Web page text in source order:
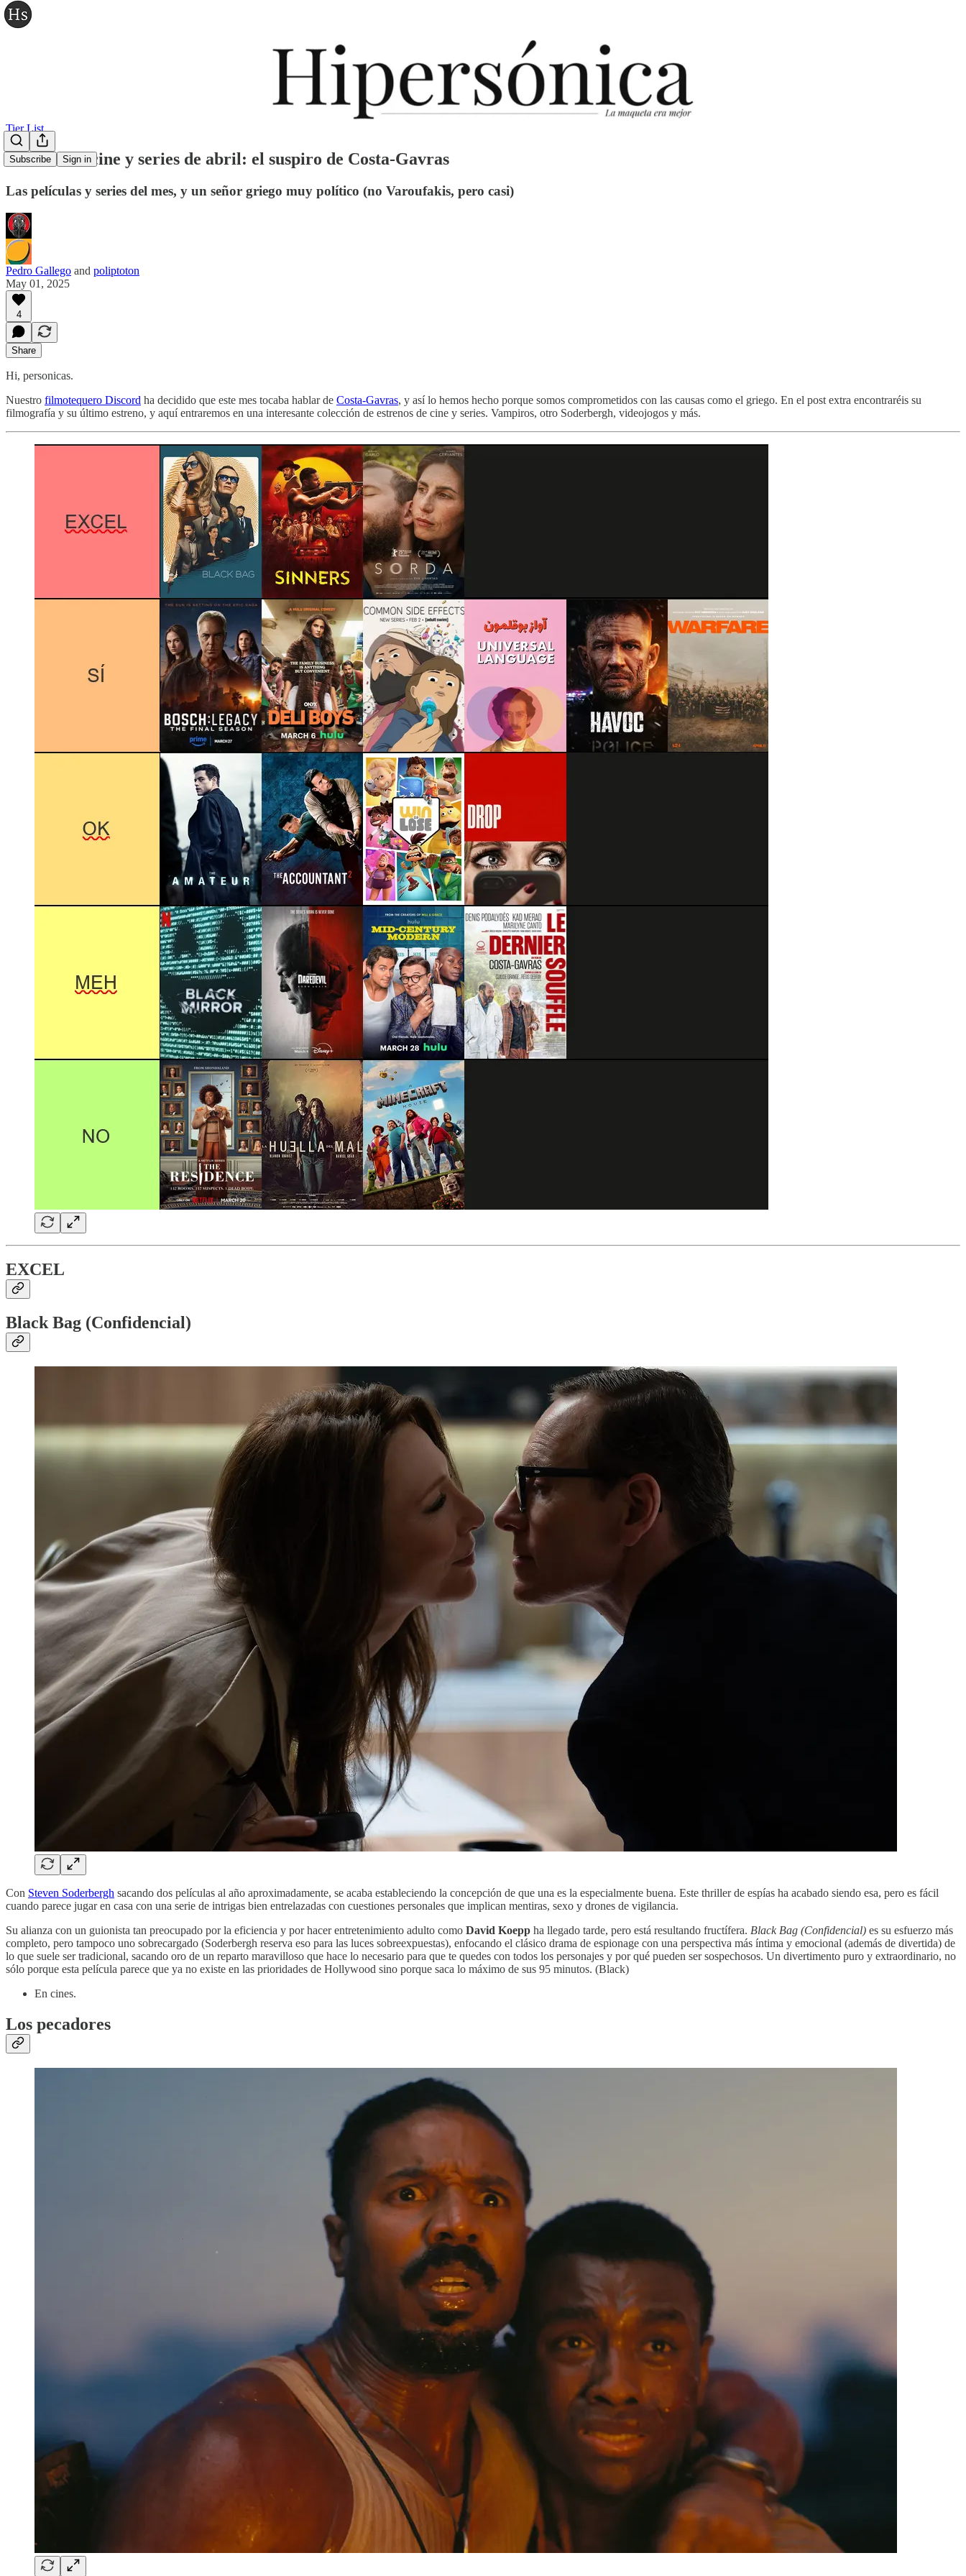
Subscribe Sign in
Tier List
Tier list de cine y series de abril: el suspiro de Costa-Gavras
Las películas y series del mes, y un señor griego muy político (no Varoufakis, pero casi)
Pedro Gallego and poliptoton
May 01, 2025
4
Share
Hi, personicas.
Nuestro filmotequero Discord ha decidido que este mes tocaba hablar de Costa-Gavras, y así lo hemos hecho porque somos comprometidos con las causas como el griego. En el post extra encontraréis su
filmografía y su último estreno, y aquí entraremos en una interesante colección de estrenos de cine y series. Vampiros, otro Soderbergh, videojogos y más.
EXCEL
Black Bag (Confidencial)
Con Steven Soderbergh sacando dos películas al año aproximadamente, se acaba estableciendo la concepción de que una es la especialmente buena. Este thriller de espías ha acabado siendo esa, pero es fácil
cuando parece jugar en casa con una serie de intrigas bien entrelazadas con cuestiones personales que implican mentiras, sexo y drones de vigilancia.
Su alianza con un guionista tan preocupado por la eficiencia y por hacer entretenimiento adulto como David Koepp ha llegado tarde, pero está resultando fructífera. Black Bag (Confidencial) es su esfuerzo más
completo, pero tampoco uno sobrecargado (Soderbergh reserva eso para las luces sobreexpuestas), enfocando el clásico drama de espionage con una perspectiva más íntima y emocional (además de divertida) de
lo que suele ser tradicional, sacando oro de un reparto maravilloso que hace lo necesario para que te quedes con todos los personajes y por qué pueden ser sospechosos. Un divertimento puro y extraordinario, no
sólo porque esta película parece que ya no existe en las prioridades de Hollywood sino porque saca lo máximo de sus 95 minutos. (Black)
En cines.
Los pecadores